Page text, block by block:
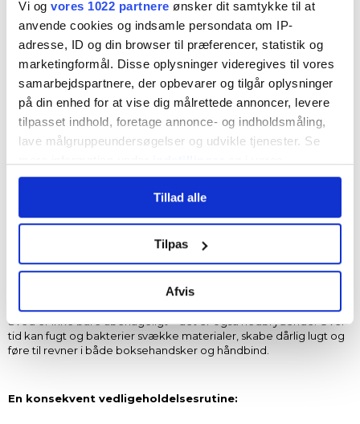
Vi og vores 1022 partnere ønsker dit samtykke til at
anvende cookies og indsamle persondata om IP-
adresse, ID og din browser til præferencer, statistik og
marketingformål. Disse oplysninger videregives til vores
samarbejdspartnere, der opbevarer og tilgår oplysninger
på din enhed for at vise dig målrettede annoncer, levere
tilpasset indhold, foretage annonce- og indholdsmåling,
lave målgruppeundersøgelser og udvikle tjenester. Se
persondatapolitik. Du kan altid trække dit samtykke
tilbage eller ændre indstillinger fra vores
"Cookiedeklaration", eller ved at trykke på "Privacy
Hvis du tillader det, vil vi også gerne:
Indsamle præcise oplysninger om din placering, der
Identificere din enhed baseret på en scanning af
dens unikke karakteristika (fingerprinting)
Tillad alle
Tilpas
Afvis
Hvorfor er hygiejne så vigtig?
Sved er ikke bare ubehageligt – det er også nedbrydende. Over
tid kan fugt og bakterier svække materialer, skabe dårlig lugt og
føre til revner i både boksehandsker og håndbind.
En konsekvent vedligeholdelsesrutine: